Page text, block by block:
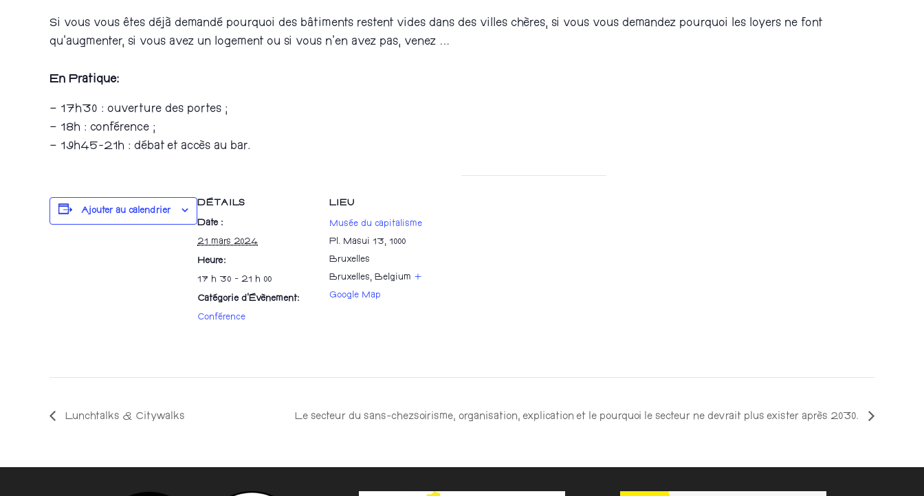
Si vous vous êtes déjà demandé pourquoi des bâtiments restent vides dans des villes chères, si vous vous demandez pourquoi les loyers ne font
qu’augmenter, si vous avez un logement ou si vous n’en avez pas, venez …
En Pratique:
– 17h30 : ouverture des portes ;
– 18h : conférence ;
– 19h45-21h : débat et accès au bar.
Ajouter au calendrier
DÉTAILS
Date :
21 mars 2024
Heure :
17 h 30 - 21 h 00
Catégorie d’Évènement:
Conférence
LIEU
Musée du capitalisme
Pl. Masui 13, 1000
Bruxelles
Bruxelles Belgium +
Google Map
Lunchtalks & Citywalks Le secteur du sans-chezsoirisme, organisation, explication et le pourquoi le secteur ne devrait plus exister après 2030.